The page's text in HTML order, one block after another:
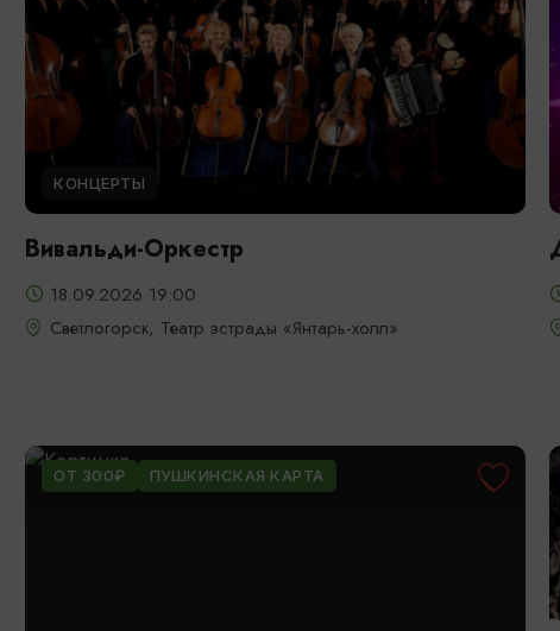
КОНЦЕРТЫ
Вивальди-Оркестр
18.09.2026 19:00
Светлогорск, Театр эстрады «Янтарь-холл»
ОТ 300₽ ПУШКИНСКАЯ КАРТА